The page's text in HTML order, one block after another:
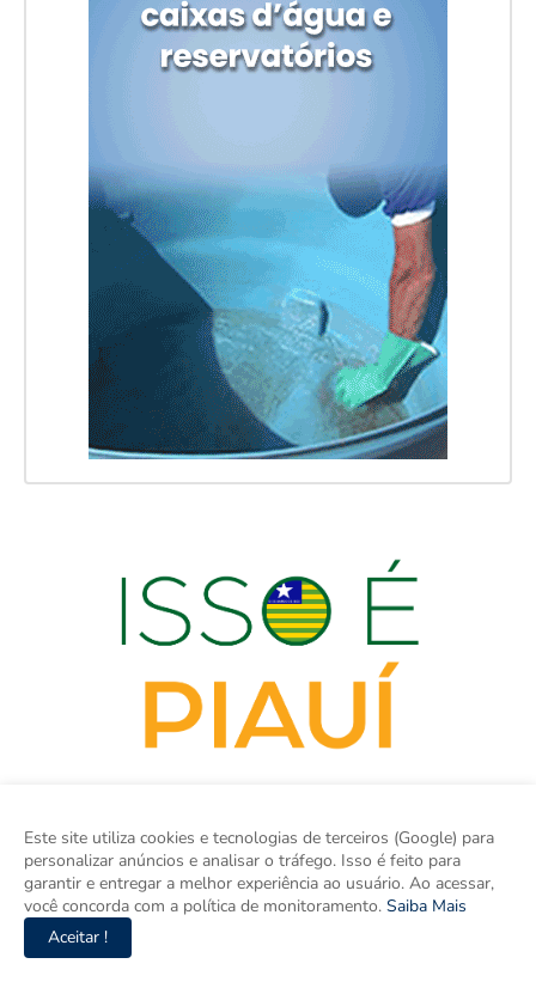
ISSO É PIAUÍ é o site de notícias do Piauí e um espaço para
discutir o Piauí e o Brasil. Aqui tem informação de verdade com
Este site utiliza cookies e tecnologias de terceiros (Google) para
personalizar anúncios e analisar o tráfego. Isso é feito para
garantir e entregar a melhor experiência ao usuário. Ao acessar,
você concorda com a política de monitoramento. Saiba Mais
Aceitar !